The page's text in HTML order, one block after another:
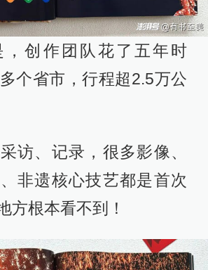
，创作团队花了五年时
个省市，行程超2.5万公
访、记录，很多影像、
非遗核心技艺都是首次
方根本看不到！